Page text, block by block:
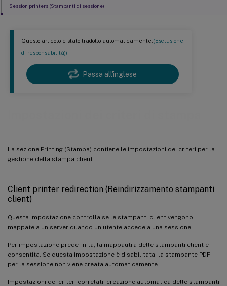
Questo articolo è stato tradotto automaticamente.(Esclusione
di responsabilità))
Passa all'inglese
La sezione Printing (Stampa) contiene le impostazioni dei criteri per la
gestione della stampa client.
Client printer redirection (Reindirizzamento stampanti
client)
Questa impostazione controlla se le stampanti client vengono
mappate a un server quando un utente accede a una sessione.
Per impostazione predefinita, la mappautra delle stampanti client è
consentita. Se questa impostazione è disabilitata, la stampante PDF
per la sessione non viene creata automaticamente.
Impostazioni dei criteri correlati: creazione automatica delle stampanti
Session printers (Stampanti di sessione)